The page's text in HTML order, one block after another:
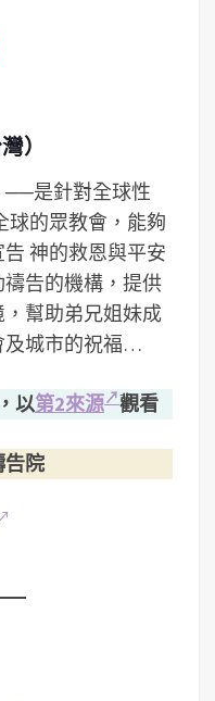
）
──是針對全球性
球的眾教會，能夠
神的救恩與平安
告的機構，提供
幫助弟兄姐妹成
及城市的祝福…
以第2來源 觀看
告院